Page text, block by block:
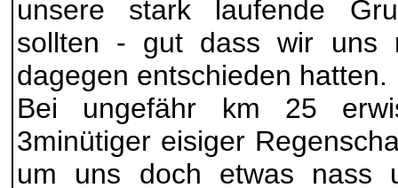
unsere stark laufende
sollten - gut dass wir uns
dagegen entschieden hatten.
Bei ungefähr km 25
3minütiger eisiger
um uns doch etwas nass